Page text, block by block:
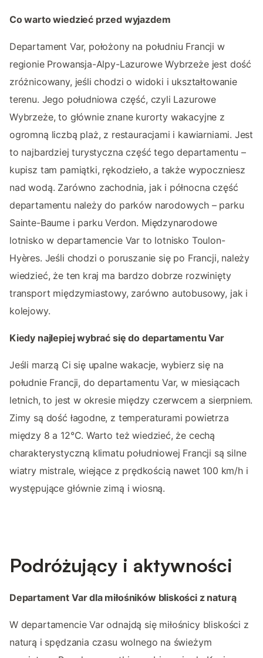
Co warto wiedzieć przed wyjazdem
Departament Var, położony na południu Francji w
regionie Prowansja-Alpy-Lazurowe Wybrzeże jest dość
zróżnicowany, jeśli chodzi o widoki i ukształtowanie
terenu. Jego południowa część, czyli Lazurowe
Wybrzeże, to głównie znane kurorty wakacyjne z
ogromną liczbą plaż, z restauracjami i kawiarniami. Jest
to najbardziej turystyczna część tego departamentu –
kupisz tam pamiątki, rękodzieło, a także wypoczniesz
nad wodą. Zarówno zachodnia, jak i północna część
departamentu należy do parków narodowych – parku
Sainte-Baume i parku Verdon. Międzynarodowe
lotnisko w departamencie Var to lotnisko Toulon-
Hyères. Jeśli chodzi o poruszanie się po Francji, należy
wiedzieć, że ten kraj ma bardzo dobrze rozwinięty
transport międzymiastowy, zarówno autobusowy, jak i
kolejowy.
Kiedy najlepiej wybrać się do departamentu Var
Jeśli marzą Ci się upalne wakacje, wybierz się na
południe Francji, do departamentu Var, w miesiącach
letnich, to jest w okresie między czerwcem a sierpniem.
Zimy są dość łagodne, z temperaturami powietrza
między 8 a 12°C. Warto też wiedzieć, że cechą
charakterystyczną klimatu południowej Francji są silne
wiatry mistrale, wiejące z prędkością nawet 100 km/h i
występujące głównie zimą i wiosną.
Podróżujący i aktywności
Departament Var dla miłośników bliskości z naturą
W departamencie Var odnajdą się miłośnicy bliskości z
naturą i spędzania czasu wolnego na świeżym